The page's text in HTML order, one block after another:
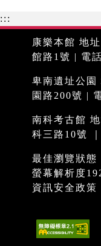
:::
康樂本館 地
館路1號 | 電
卑南遺址公園
園路200號 |
南科考古館
科三路10號
最佳瀏覽狀
螢幕解析度
資訊安全政策